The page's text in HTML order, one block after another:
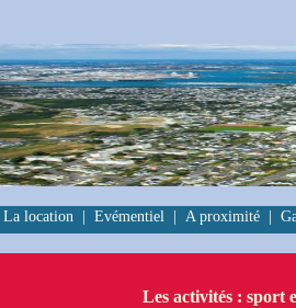
La location Evémentiel A proximité
Les activités : sport